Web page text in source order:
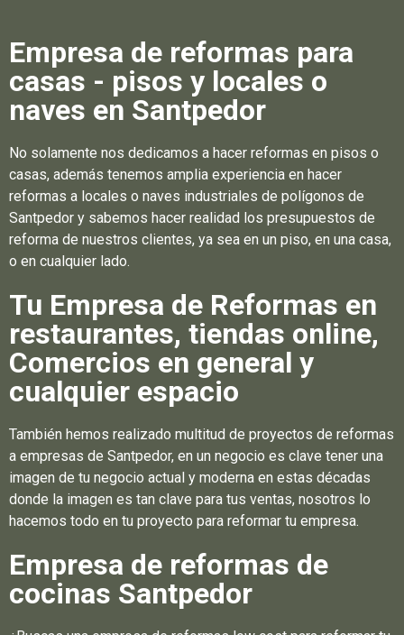
Empresa de reformas para
casas - pisos y locales o
naves en Santpedor
No solamente nos dedicamos a hacer reformas en pisos o
casas, además tenemos amplia experiencia en hacer
reformas a locales o naves industriales de polígonos de
Santpedor y sabemos hacer realidad los presupuestos de
reforma de nuestros clientes, ya sea en un piso, en una casa,
o en cualquier lado.
Tu Empresa de Reformas en
restaurantes, tiendas online,
Comercios en general y
cualquier espacio
También hemos realizado multitud de proyectos de reformas
a empresas de Santpedor, en un negocio es clave tener una
imagen de tu negocio actual y moderna en estas décadas
donde la imagen es tan clave para tus ventas, nosotros lo
hacemos todo en tu proyecto para reformar tu empresa.
Empresa de reformas de
cocinas Santpedor